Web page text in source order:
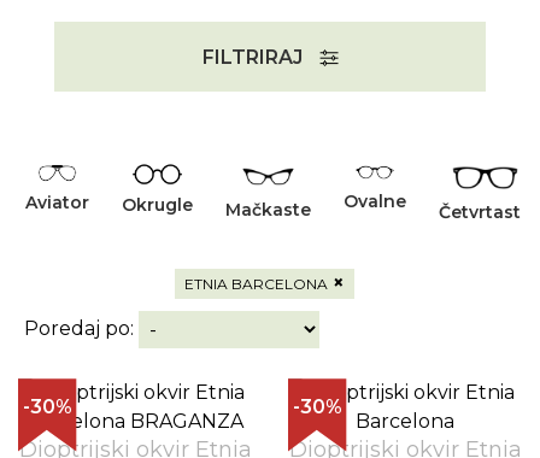
FILTRIRAJ
Aviator Okrugle Mačkaste Ovalne Četvrtaste
ETNIA BARCELONA ×
Poredaj po:
-30%
Dioptrijski okvir Etnia
-30%
Dioptrijski okvir Etnia